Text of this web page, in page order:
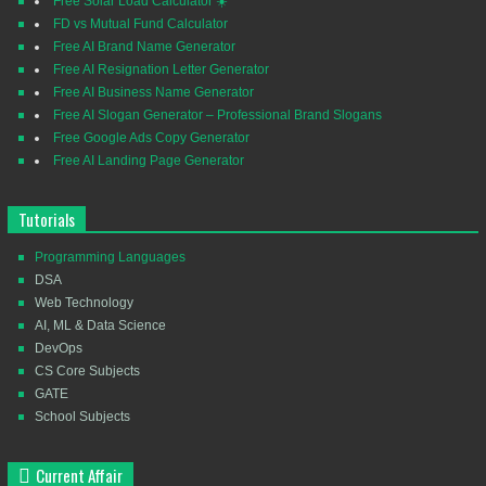
FD vs Mutual Fund Calculator
Free AI Brand Name Generator
Free AI Resignation Letter Generator
Free AI Business Name Generator
Free AI Slogan Generator – Professional Brand Slogans
Free Google Ads Copy Generator
Free AI Landing Page Generator
Tutorials
Programming Languages
DSA
Web Technology
AI, ML & Data Science
DevOps
CS Core Subjects
GATE
School Subjects
Current Affair